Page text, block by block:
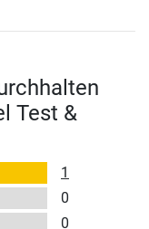
Test &
1
0
0